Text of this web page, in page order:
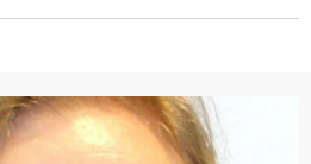
t
e
e
d